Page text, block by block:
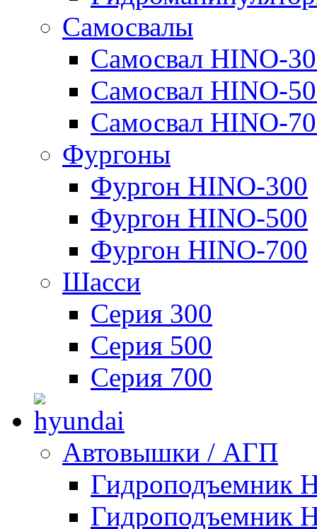
Самосвалы
Самосвал HINO-
Самосвал HINO-
Самосвал HINO-
Фургоны
Фургон HINO-300
Фургон HINO-500
Фургон HINO-700
Шасси
Серия 300
Серия 500
Серия 700
Автовышки / АГП
Гидроподъемник
Гидроподъемник